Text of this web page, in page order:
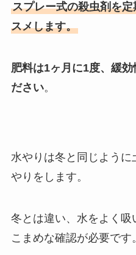
スプレー式の殺虫剤を
スメします。
肥料は1ヶ月に1度、緩
ださい。
水やりは冬と同じよう
やりをします。
冬とは違い、水をよく
こまめな確認が必要です。